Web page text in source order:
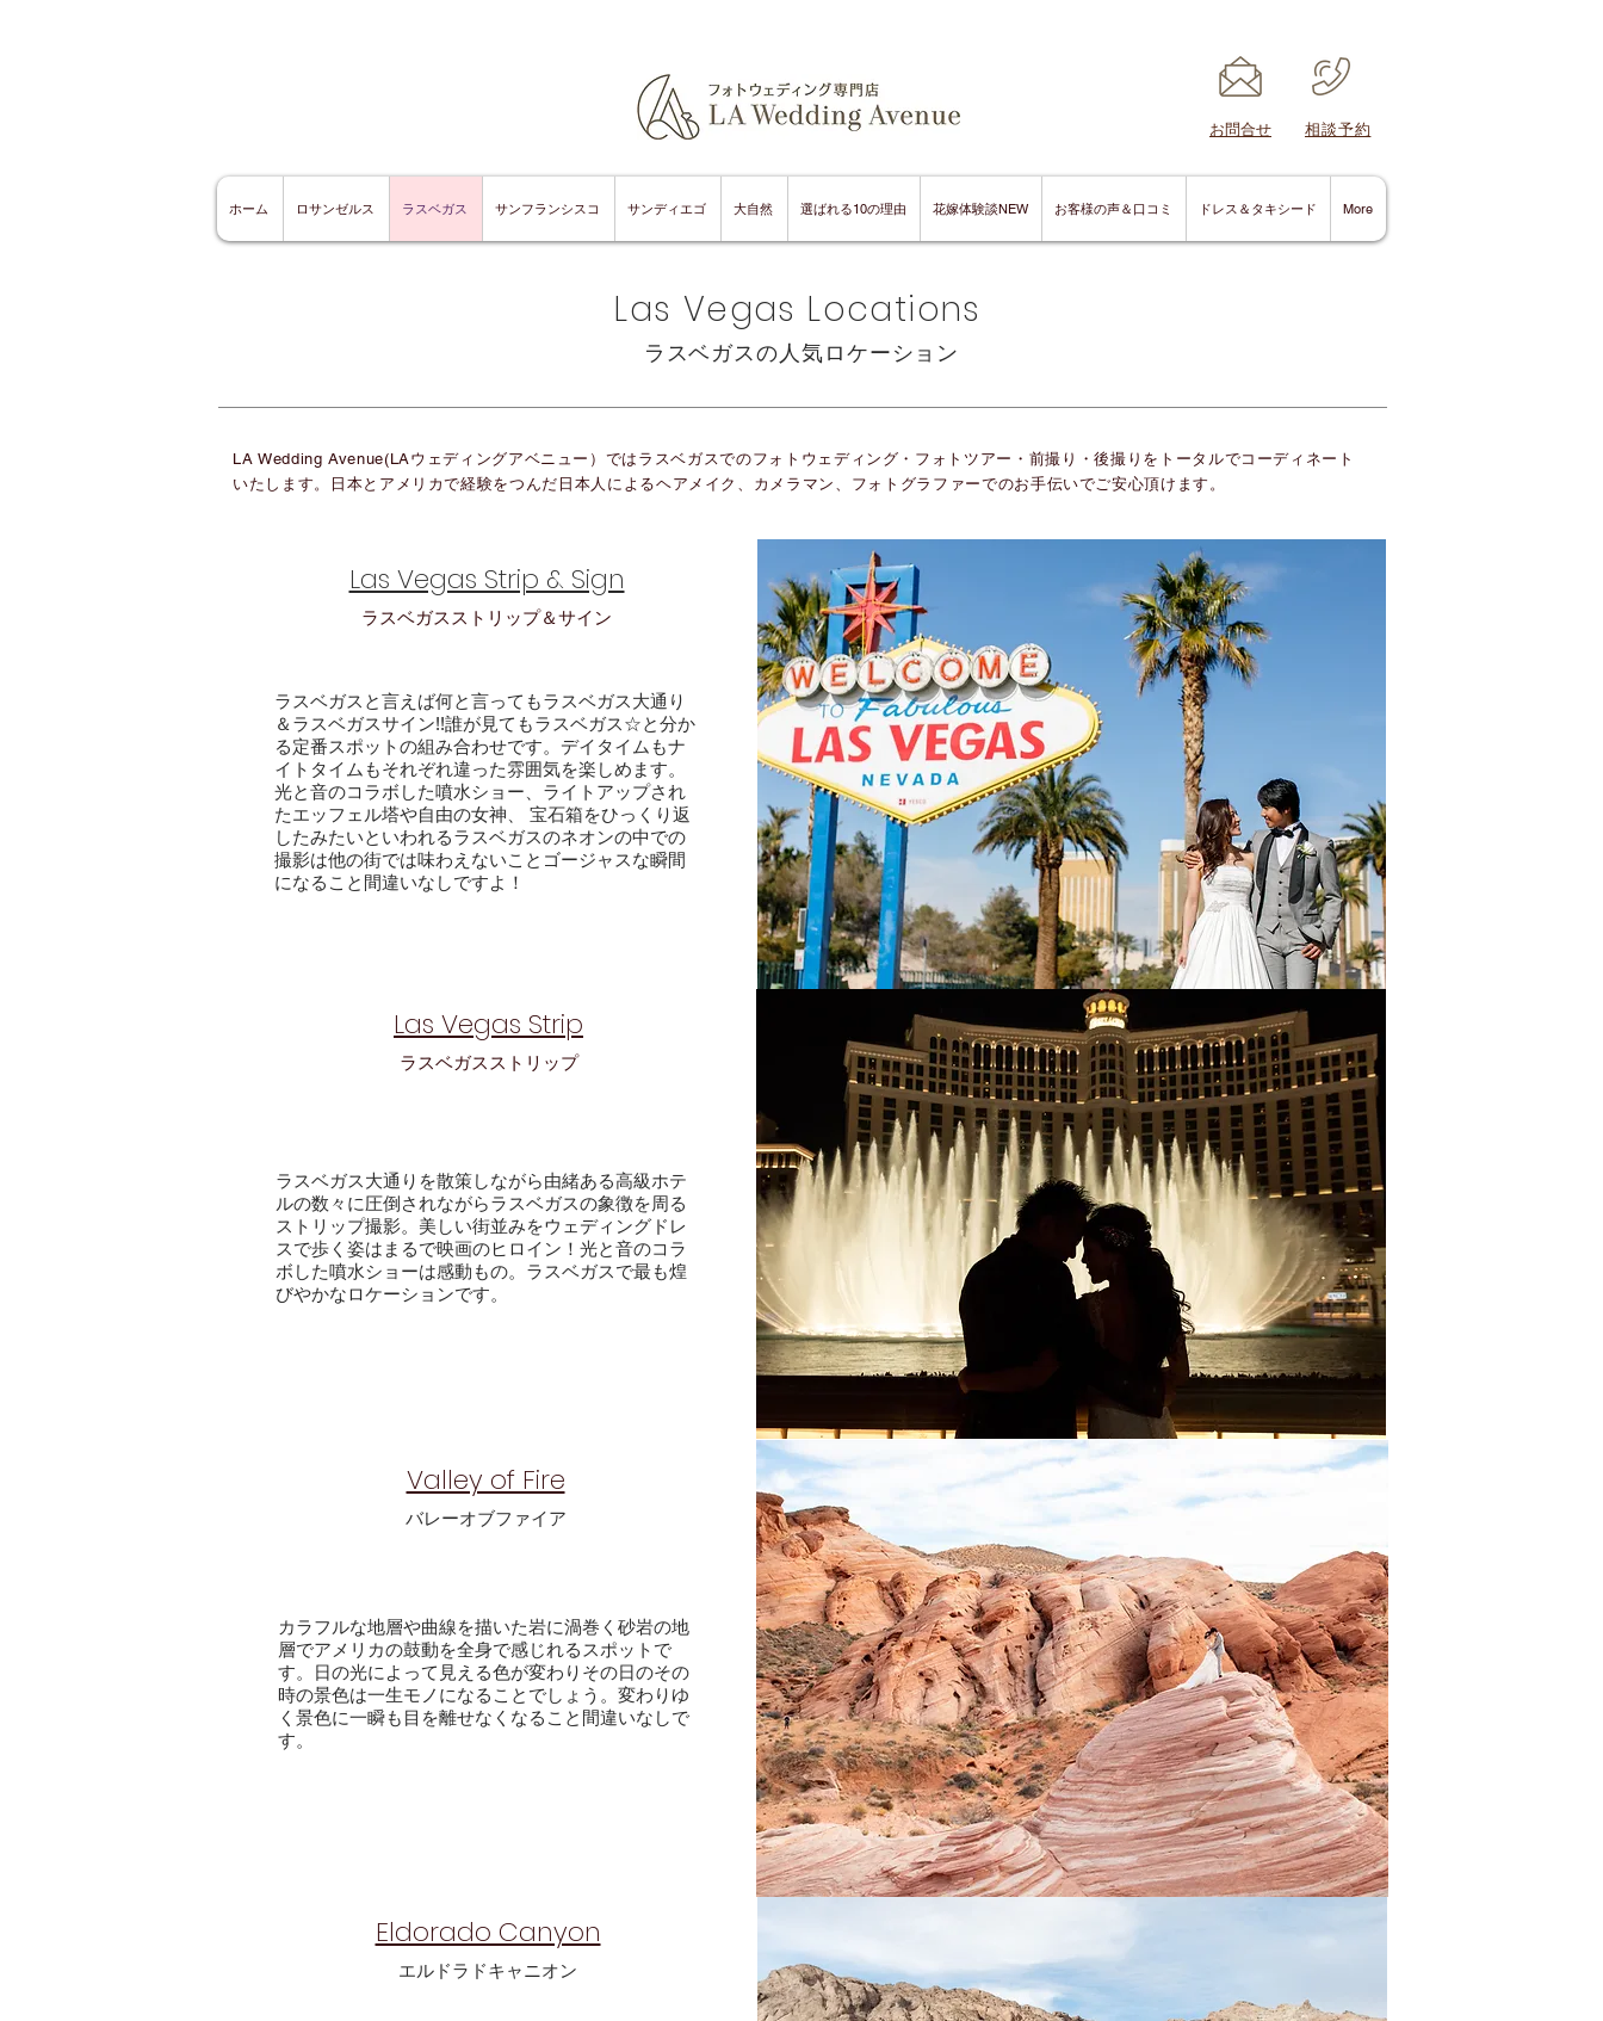
​お問合せ ​相談予約
ホーム ロサンゼルス ラスベガス サンフランシスコ サンディエゴ 大自然 選ばれる10の理由 花嫁体験談NEW お客様の声＆口コミ ドレス＆タキシード More
​​Las Vegas Locations
ラスベガスの人気ロケーション
LA Wedding Avenue(LAウェディングアベニュー）ではラスベガスでのフォトウェディング・フォトツアー・前撮り・後撮り をトータルでコーディネート
いたします。日本とアメリカで経験をつんだ日本人によるヘアメイク、カメラマン、フォトグラファーでのお手伝いでご安心頂けます。
Las Vegas Strip & Sign
ラスベガスストリップ＆サイン
ラスベガスと言えば何と言ってもラスベガス大通り
＆ラスベガスサイン!!誰が見てもラスベガス☆と分か
る定番スポットの組み合わせです。デイタイムもナ
イトタイムもそれぞれ違った雰囲気を楽しめます。
光と音のコラボした噴水ショー、ライトアップされ
たエッフェル塔や自由の女神、 宝石箱をひっくり返
したみたいといわれるラスベガスのネオンの中での
撮影は他の街では味わえないことゴージャスな瞬間
になること間違いなしですよ！
Las Vegas Strip
​ラスベガスストリップ
ラスベガス大通りを散策しながら由緒ある高級ホテ
ルの数々に圧倒されながらラスベガスの象徴を周る
ストリップ撮影。美しい街並みをウェディングドレ
スで歩く姿はまるで映画のヒロイン！光と音のコラ
ボした噴水ショーは感動もの。ラスベガスで最も煌
びやかなロケーションです。
Valley of Fire​
​バレーオブファイア
カラフルな地層や曲線を描いた岩に渦巻く砂岩の地
層でアメリカの鼓動を全身で感じれるスポットで
す。日の光によって見える色が変わりその日のその
時の景色は一生モノになることでしょう。変わりゆ
く景色に一瞬も目を離せなくなること間違いなしで
す。
Eldorado Canyon
​エルドラドキャニオン